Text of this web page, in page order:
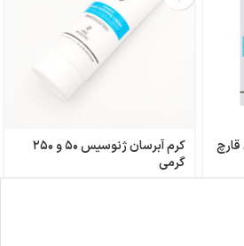
کرم آبرسان ژنوسیس ۵۰ و ۲۵۰
گرمی